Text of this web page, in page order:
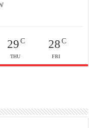
29C
THU
28C
FRI